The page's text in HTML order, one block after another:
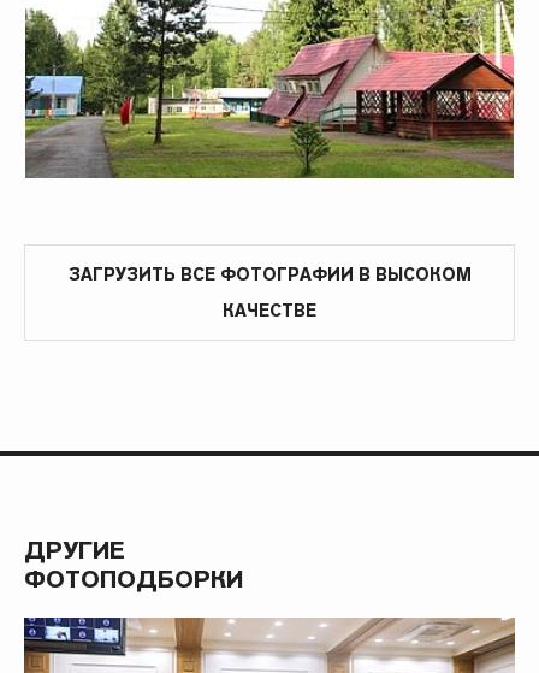
ЗАГРУЗИТЬ ВСЕ ФОТОГРАФИИ В ВЫСОКОМ
КАЧЕСТВЕ
ДРУГИЕ
ФОТОПОДБОРКИ